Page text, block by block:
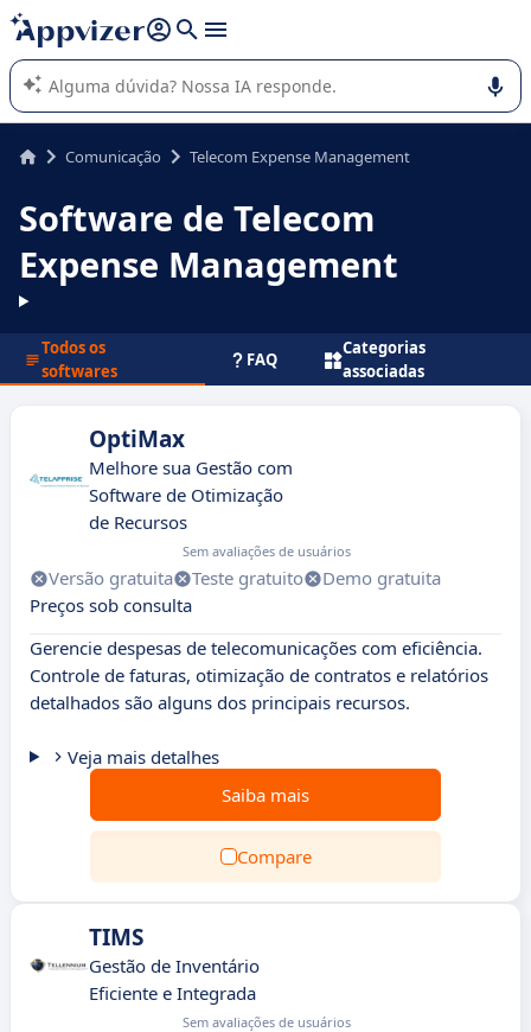
de nossa IA (várias linhas com
A IA do Appvizer o orienta no uso ou na seleção de software
SaaS para sua empresa.
Comunicação Telecom Expense Management
Software de Telecom
Expense Management
Todos os
softwares
FAQ
Categorias
associadas
OptiMax
Melhore sua Gestão com
Software de Otimização
de Recursos
Sem avaliações de usuários
Versão gratuita Teste gratuito
Demo gratuita
Preços sob consulta
Gerencie despesas de telecomunicações com eficiência.
Controle de faturas, otimização de contratos e relatórios
detalhados são alguns dos principais recursos.
Veja mais detalhes
Saiba mais
Compare
TIMS
Gestão de Inventário
Eficiente e Integrada
Sem avaliações de usuários